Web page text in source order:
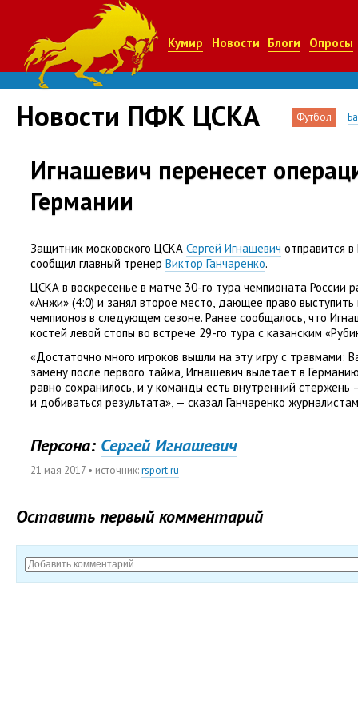
Кумир Новости Блоги Опросы
Новости ПФК ЦСКА Футбол
Игнашевич перенесет
Германии
Защитник московского ЦСКА Сергей Игнашевич отправится
сообщил главный тренер Виктор Ганчаренко.
ЦСКА в воскресенье в матче 30-го тура чемпионата России
«Анжи» (4:0) и занял второе место, дающее право выступить
чемпионов в следующем сезоне. Ранее сообщалось, что
костей левой стопы во встрече 29-го тура с казанским «
«Достаточно много игроков вышли на эту игру с травмами:
замену после первого тайма, Игнашевич вылетает в
равно сохранилось, и у команды есть внутренний стержень
и добиваться результата», — сказал Ганчаренко
Персона: Сергей Игнашевич
21 мая 2017 • источник:rsport.ru
Оставить первый комментарий